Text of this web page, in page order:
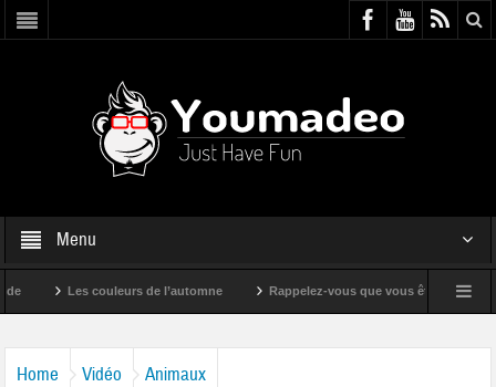
Menu
Les couleurs de l’automne Rappelez-vous que vous êtes super !
Home Vidéo Animaux